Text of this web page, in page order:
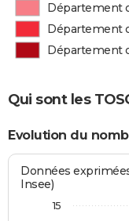
Département
Département
Département
Qui sont les
Evolution du
Données
Insee)
15